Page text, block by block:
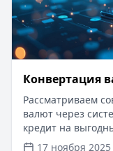
Конвертация
Рассматриваем
валют через
кредит на
5000 до 100000
17 ноября 2025